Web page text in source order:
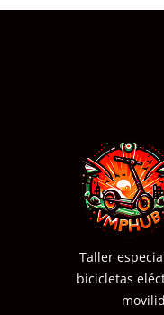
Taller
bicicletas